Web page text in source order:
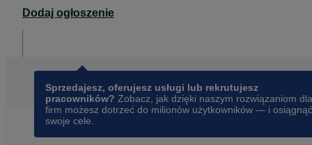
Dodaj ogłoszenie
Sprzedajesz, oferujesz usługi lub rekrutujesz
pracowników? Zobacz, jak dzięki naszym rozwiązaniom dla
firm możesz dotrzeć do milionów użytkowników — i osiągnąć
swoje cele.